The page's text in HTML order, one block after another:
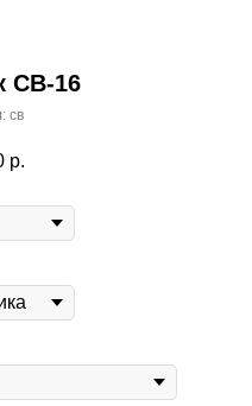
СВ-16
св
р.